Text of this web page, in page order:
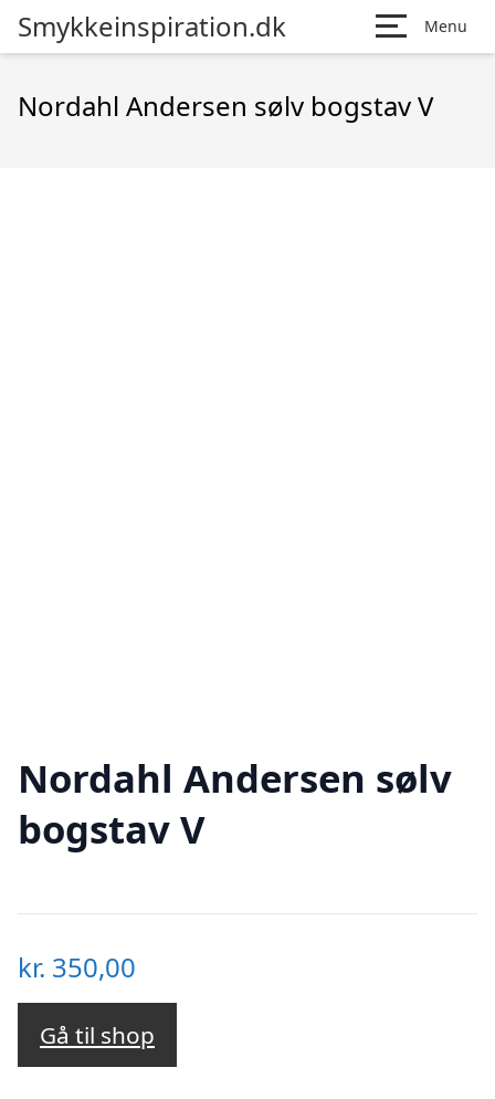
Smykkeinspiration.dk Menu
Nordahl Andersen sølv bogstav V
Nordahl Andersen sølv
bogstav V
kr. 350,00
Gå til shop